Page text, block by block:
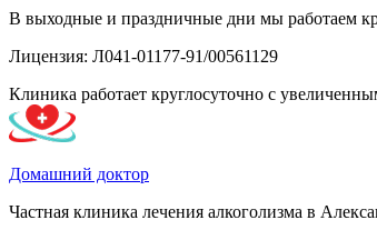
В выходные и праздничные дни мы работаем
Лицензия: Л041-01177-91/00561129
Клиника работает круглосуточно с
Домашний доктор
Частная клиника лечения алкоголизма в